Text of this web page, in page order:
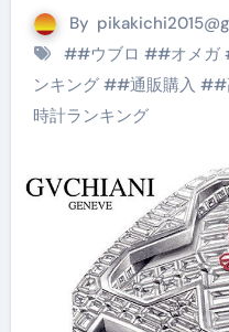
By
##ウブロ ##オメガ
ンキング##通販購入 ##
時計ランキング